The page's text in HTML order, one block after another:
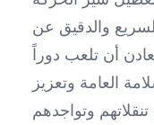
والدقيق عن
أن تلعب دوراً
العامة وتعزيز
وتواجدهم